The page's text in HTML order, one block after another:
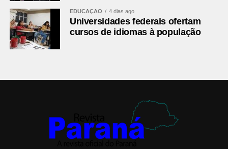
EDUCAÇÃO 4 dias ago
Universidades federais ofertam
cursos de idiomas à população